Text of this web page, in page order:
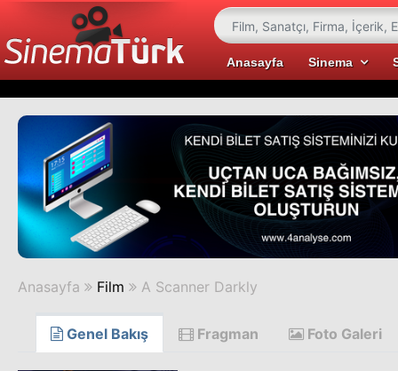
Anasayfa Sinema
Anasayfa Film A Scanner Darkly
Genel Bakış Fragman Foto Galeri